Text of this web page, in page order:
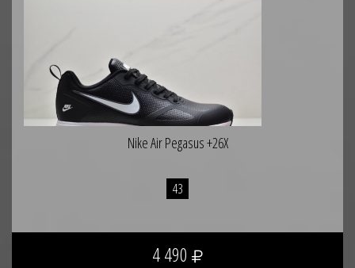
Nike Air Pegasus +26X
43
4 490